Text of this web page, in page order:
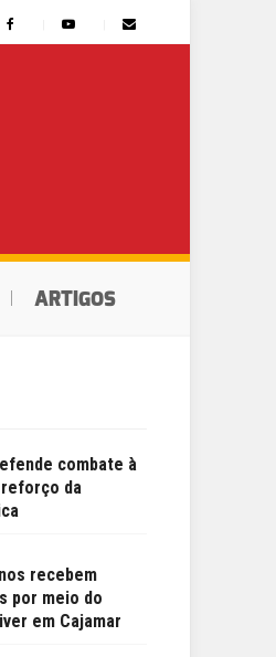
ARTIGOS
combate à
da
recebem
por meio do
em Cajamar